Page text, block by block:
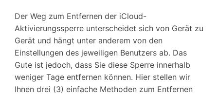
Der Weg zum Entfernen der iCloud-
Aktivierungssperre unterscheidet sich von Gerät zu
Gerät und hängt unter anderem von den
Einstellungen des jeweiligen Benutzers ab. Das
Gute ist jedoch, dass Sie diese Sperre innerhalb
weniger Tage entfernen können. Hier stellen wir
Ihnen drei (3) einfache Methoden zum Entfernen